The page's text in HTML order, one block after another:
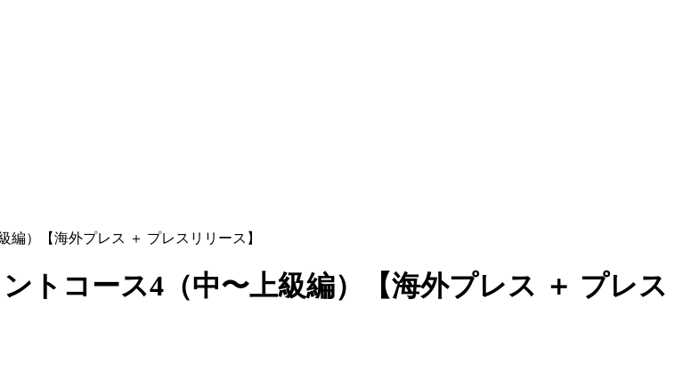
）【海外プレス ＋ プレスリリース】
トコース4（中〜上級編）【海外プレス ＋ プレス